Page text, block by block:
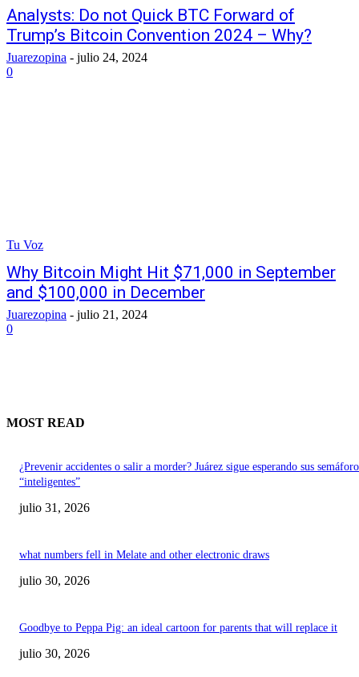
Analysts: Do not Quick BTC Forward of
Trump’s Bitcoin Convention 2024 – Why?
Juarezopina - julio 24, 2024
0
Tu Voz
Why Bitcoin Might Hit $71,000 in September
and $100,000 in December
Juarezopina - julio 21, 2024
0
MOST READ
¿Prevenir accidentes o salir a morder? Juárez sigue esperando sus
“inteligentes”
julio 31, 2026
what numbers fell in Melate and other electronic draws
julio 30, 2026
Goodbye to Peppa Pig: an ideal cartoon for parents that will replace it
julio 30, 2026